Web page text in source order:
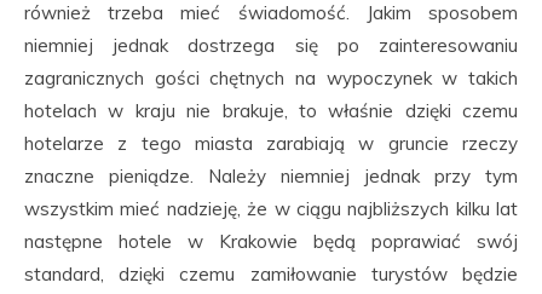
również trzeba mieć świadomość. Jakim sposobem
niemniej jednak dostrzega się po zainteresowaniu
zagranicznych gości chętnych na wypoczynek w takich
hotelach w kraju nie brakuje, to właśnie dzięki czemu
hotelarze z tego miasta zarabiają w gruncie rzeczy
znaczne pieniądze. Należy niemniej jednak przy tym
wszystkim mieć nadzieję, że w ciągu najbliższych kilku lat
następne hotele w Krakowie będą poprawiać swój
standard, dzięki czemu zamiłowanie turystów będzie